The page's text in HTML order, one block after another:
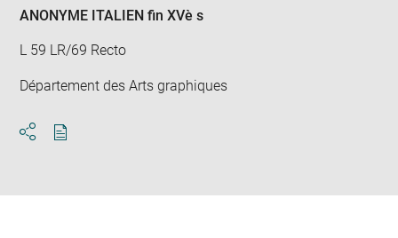
ANONYME ITALIEN fin XVè s
L 59 LR/69 Recto
Département des Arts graphiques